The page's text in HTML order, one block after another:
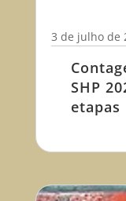
SHP
etapas
3 de julho de